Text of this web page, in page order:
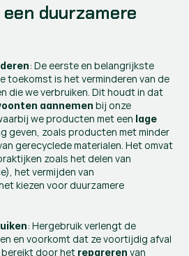
duurzamere
: De eerste en belangrijkste
toekomst is het verminderen van de
die we verbruiken. Dit houdt in dat
aannemen bij onze
we producten met een lage
geven, zoals producten met minder
gerecyclede materialen. Het omvat
zoals het delen van
het vermijden van
kiezen voor duurzamere
: Hergebruik verlengt de
en voorkomt dat ze voortijdig afval
door het repareren van